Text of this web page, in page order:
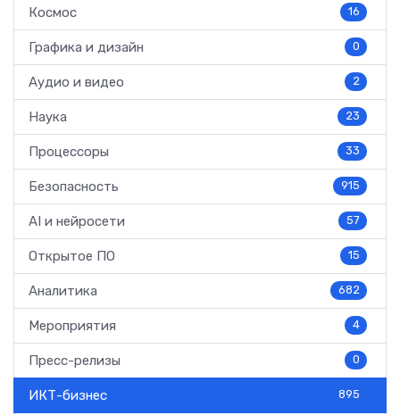
Космос 16
Графика и дизайн 0
Аудио и видео 2
Наука 23
Процессоры 33
Безопасность 915
AI и нейросети 57
Открытое ПО 15
Аналитика 682
Мероприятия 4
Пресс-релизы 0
ИКТ-бизнес 895